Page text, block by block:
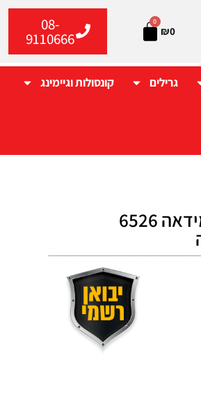
₪0
0
08-
9110666
גרילים קונסולות וגיימינג
קולט אדים 90 ס”מ Midea מידאה 6526